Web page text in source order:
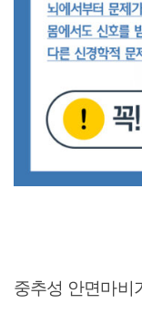
중추성 안면마비